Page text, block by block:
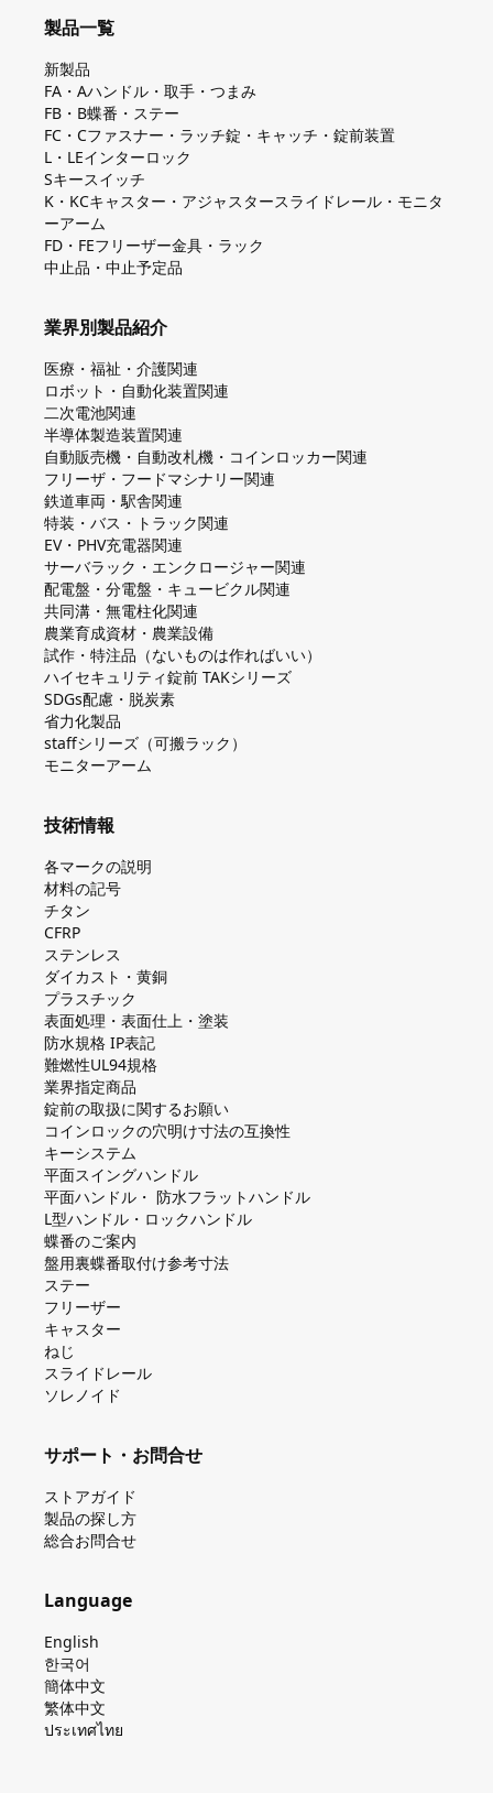
製品一覧
新製品
FA・Aハンドル・取手・つまみ
FB・B蝶番・ステー
FC・Cファスナー・ラッチ錠・キャッチ・錠前装置
L・LEインターロック
Sキースイッチ
K・KCキャスター・アジャスタースライドレール・モニタ
ーアーム
FD・FEフリーザー金具・ラック
中止品・中止予定品
業界別製品紹介
医療・福祉・介護関連
ロボット・自動化装置関連
二次電池関連
半導体製造装置関連
自動販売機・自動改札機・コインロッカー関連
フリーザ・フードマシナリー関連
鉄道車両・駅舎関連
特装・バス・トラック関連
EV・PHV充電器関連
サーバラック・エンクロージャー関連
配電盤・分電盤・キュービクル関連
共同溝・無電柱化関連
農業育成資材・農業設備
試作・特注品（ないものは作ればいい）
ハイセキュリティ錠前 TAKシリーズ
SDGs配慮・脱炭素
省力化製品
staffシリーズ（可搬ラック）
モニターアーム
技術情報
各マークの説明
材料の記号
チタン
CFRP
ステンレス
ダイカスト・⻩銅
プラスチック
表面処理・表面仕上・塗装
防⽔規格 IP表記
難燃性UL94規格
業界指定商品
錠前の取扱に関するお願い
コインロックの⽳明け⼨法の互換性
キーシステム
平⾯スイングハンドル
平⾯ハンドル・ 防⽔フラットハンドル
L型ハンドル・ロックハンドル
蝶番のご案内
盤⽤裏蝶番取付け参考⼨法
ステー
フリーザー
キャスター
ねじ
スライドレール
ソレノイド
サポート・お問合せ
ストアガイド
製品の探し⽅
総合お問合せ
Language
English
한국어
簡体中文
繁体中文
ประเทศไทย